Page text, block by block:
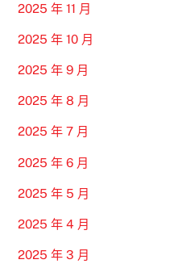
2025 年 11 月
2025 年 10 月
2025 年 9 月
2025 年 8 月
2025 年 7 月
2025 年 6 月
2025 年 5 月
2025 年 4 月
2025 年 3 月